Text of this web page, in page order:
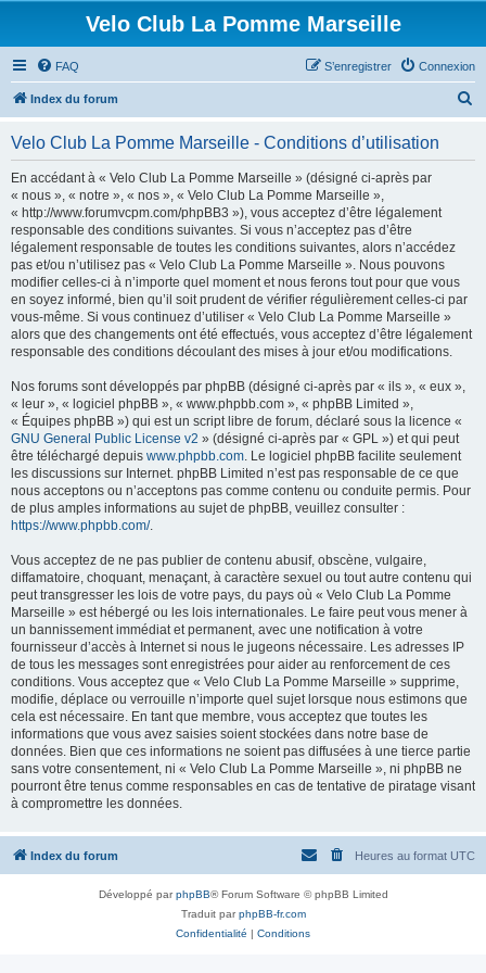
Velo Club La Pomme Marseille
FAQ Connexion
S’enregistrer
Index du forum
Velo Club La Pomme Marseille - Conditions d’utilisation
En accédant à « Velo Club La Pomme Marseille » (désigné ci-après par
« nous », « notre », « nos », « Velo Club La Pomme Marseille »,
« http://www.forumvcpm.com/phpBB3 »), vous acceptez d’être légalement
responsable des conditions suivantes. Si vous n’acceptez pas d’être
légalement responsable de toutes les conditions suivantes, alors n’accédez
pas et/ou n’utilisez pas « Velo Club La Pomme Marseille ». Nous pouvons
modifier celles-ci à n’importe quel moment et nous ferons tout pour que vous
en soyez informé, bien qu’il soit prudent de vérifier régulièrement celles-ci par
vous-même. Si vous continuez d’utiliser « Velo Club La Pomme Marseille »
alors que des changements ont été effectués, vous acceptez d’être légalement
responsable des conditions découlant des mises à jour et/ou modifications.
Nos forums sont développés par phpBB (désigné ci-après par « ils », « eux »,
« leur », « logiciel phpBB », « www.phpbb.com », « phpBB Limited »,
« Équipes phpBB ») qui est un script libre de forum, déclaré sous la licence «
GNU General Public License v2 » (désigné ci-après par « GPL ») et qui peut
être téléchargé depuis www.phpbb.com. Le logiciel phpBB facilite seulement
les discussions sur Internet. phpBB Limited n’est pas responsable de ce que
nous acceptons ou n’acceptons pas comme contenu ou conduite permis. Pour
de plus amples informations au sujet de phpBB, veuillez consulter :
https://www.phpbb.com/.
Vous acceptez de ne pas publier de contenu abusif, obscène, vulgaire,
diffamatoire, choquant, menaçant, à caractère sexuel ou tout autre contenu qui
peut transgresser les lois de votre pays, du pays où « Velo Club La Pomme
Marseille » est hébergé ou les lois internationales. Le faire peut vous mener à
un bannissement immédiat et permanent, avec une notification à votre
fournisseur d’accès à Internet si nous le jugeons nécessaire. Les adresses IP
de tous les messages sont enregistrées pour aider au renforcement de ces
conditions. Vous acceptez que « Velo Club La Pomme Marseille » supprime,
modifie, déplace ou verrouille n’importe quel sujet lorsque nous estimons que
cela est nécessaire. En tant que membre, vous acceptez que toutes les
informations que vous avez saisies soient stockées dans notre base de
données. Bien que ces informations ne soient pas diffusées à une tierce partie
sans votre consentement, ni « Velo Club La Pomme Marseille », ni phpBB ne
pourront être tenus comme responsables en cas de tentative de piratage visant
à compromettre les données.
Index du forum Heures au format UTC
Développé parphpBB® Forum Software © phpBB Limited
Traduit parphpBB-fr.com
Confidentialité | Conditions